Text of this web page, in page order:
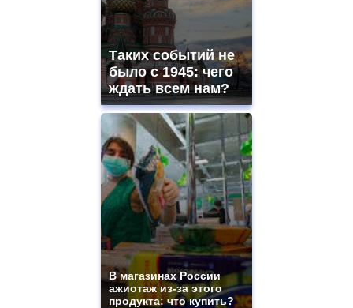
Таких событий не
было с 1945: чего
ждать всем нам?
В магазинах России
ажиотаж из-за этого
продукта: что купить?